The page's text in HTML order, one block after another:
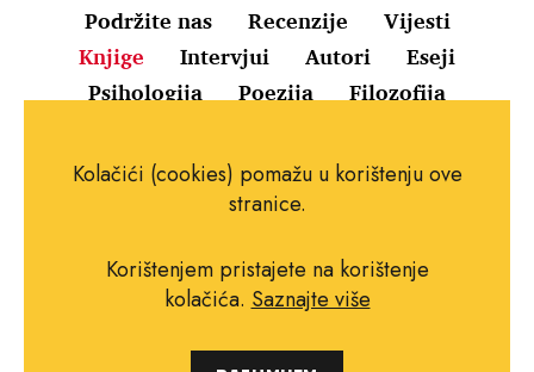
Podržite nas Recenzije
Vijesti
Knjige
Intervjui Autori
Eseji
Psihologija
Poezija Filozofija
Uvjeti korištenja
Pravila o kolačićima
Impressum
Kolačići (cookies) pomažu u korištenju ove
stranice.
Korištenjem pristajete na korištenje
kolačića. Saznajte više